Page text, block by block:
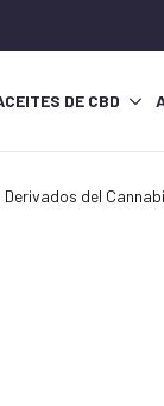
DE CBD
del